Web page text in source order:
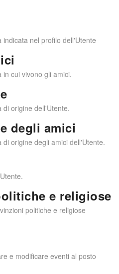
nel profilo dell'Utente
in cui vivono gli amici.
di origine dell'Utente.
degli amici
origine degli amici dell'Utente.
e religiose
politiche e religiose
e modificare eventi al posto